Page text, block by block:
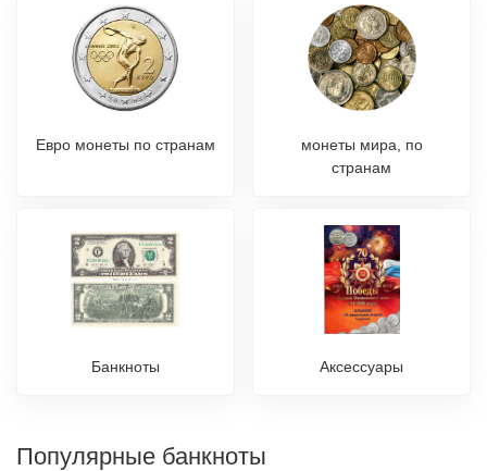
Евро монеты по странам
монеты мира, по
странам
Банкноты Аксессуары
Популярные банкноты